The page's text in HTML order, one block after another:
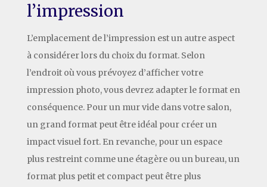
l’impression
L’emplacement de l’impression est un autre aspect
à considérer lors du choix du format. Selon
l’endroit où vous prévoyez d’afficher votre
impression photo, vous devrez adapter le format en
conséquence. Pour un mur vide dans votre salon,
un grand format peut être idéal pour créer un
impact visuel fort. En revanche, pour un espace
plus restreint comme une étagère ou un bureau, un
format plus petit et compact peut être plus